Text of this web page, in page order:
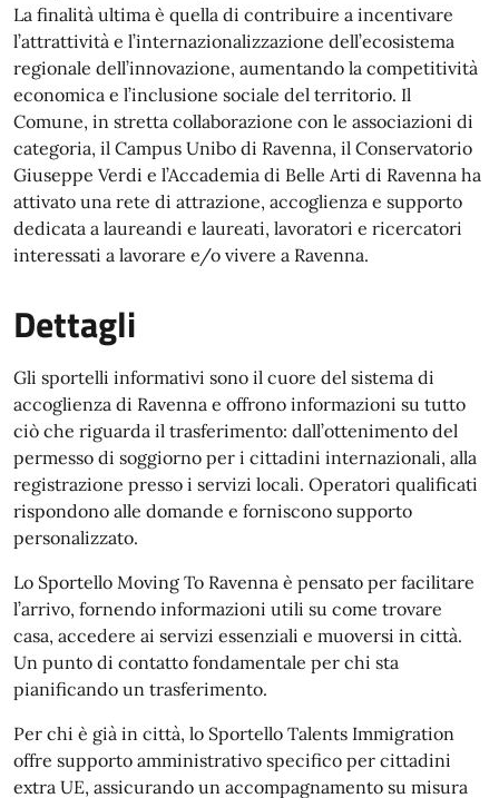
La finalità ultima è quella di contribuire a incentivare
l’attrattività e l’internazionalizzazione dell’ecosistema
regionale dell’innovazione, aumentando la competitività
economica e l’inclusione sociale del territorio. Il
Comune, in stretta collaborazione con le associazioni di
categoria, il Campus Unibo di Ravenna, il Conservatorio
Giuseppe Verdi e l’Accademia di Belle Arti di Ravenna ha
attivato una rete di attrazione, accoglienza e supporto
dedicata a laureandi e laureati, lavoratori e ricercatori
interessati a lavorare e/o vivere a Ravenna.
Dettagli
Gli sportelli informativi sono il cuore del sistema di
accoglienza di Ravenna e offrono informazioni su tutto
ciò che riguarda il trasferimento: dall’ottenimento del
permesso di soggiorno per i cittadini internazionali, alla
registrazione presso i servizi locali. Operatori qualificati
rispondono alle domande e forniscono supporto
personalizzato.
Lo Sportello Moving To Ravenna è pensato per facilitare
l’arrivo, fornendo informazioni utili su come trovare
casa, accedere ai servizi essenziali e muoversi in città.
Un punto di contatto fondamentale per chi sta
pianificando un trasferimento.
Per chi è già in città, lo Sportello Talents Immigration
offre supporto amministrativo specifico per cittadini
extra UE, assicurando un accompagnamento su misura